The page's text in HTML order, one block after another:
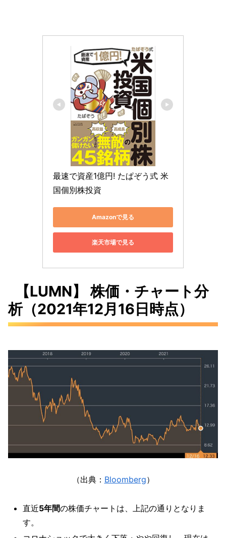
最速で資産1億円! たぱぞう式 米
国個別株投資
Amazonで見る
楽天市場で見る
【LUMN】 株価・チャート分
析（2021年12月16日時点）
（出典： Bloomberg）
直近5年間の株価チャートは、上記の通りとなりま
す。